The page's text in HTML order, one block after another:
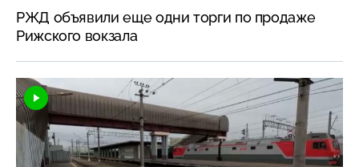
РЖД объявили еще одни торги по продаже
Рижского вокзала